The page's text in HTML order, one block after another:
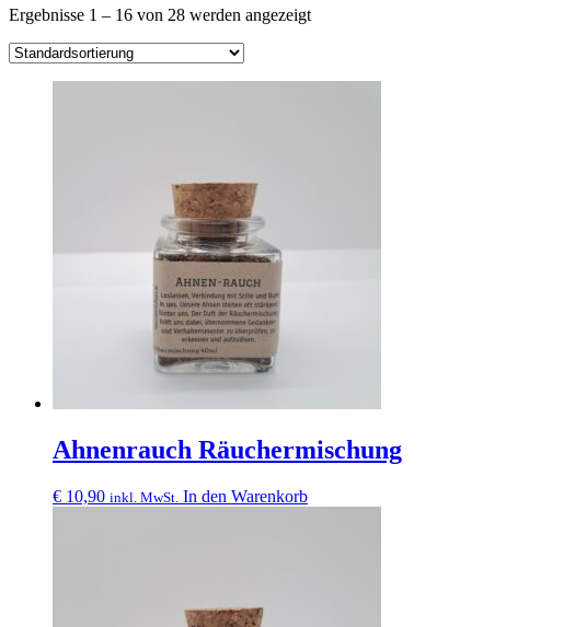
Ergebnisse 1 – 16 von 28 werden angezeigt
Ahnenrauch Räuchermischung
€ 10,90 inkl. MwSt. In den Warenkorb